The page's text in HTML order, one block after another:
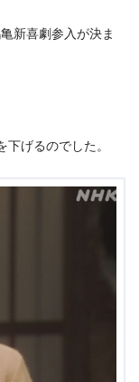
新喜劇参入が決ま
げるのでした。